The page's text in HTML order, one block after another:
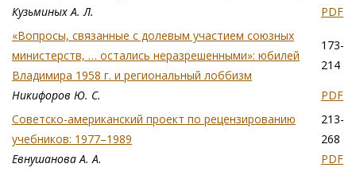
Кузьминых А. Л.
PDF
«Вопросы, связанные с долевым участием союзных
министерств, … остались неразрешенными»: юбилей
Владимира 1958 г. и региональный лоббизм
173-
214
Никифоров Ю. С.
PDF
Советско-американский проект по рецензированию
учебников: 1977–1989
213-
268
Евнушанова А. А.
PDF